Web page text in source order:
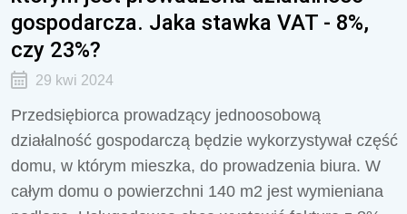
gospodarcza. Jaka stawka VAT - 8%,
czy 23%?
29 kwi 2024
Przedsiębiorca prowadzący jednoosobową
działalność gospodarczą będzie wykorzystywał część
domu, w którym mieszka, do prowadzenia biura. W
całym domu o powierzchni 140 m2 jest wymieniana